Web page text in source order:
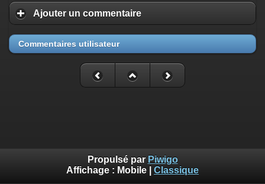
Ajouter un commentaire
Commentaires utilisateur
Propulsé par Piwigo
Affichage : Mobile Classique